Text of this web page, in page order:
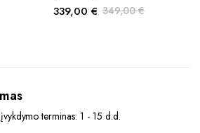
349,00€
349,00 €.
339,00 €
339,00 €.
terminas: 1 - 15 d.d.